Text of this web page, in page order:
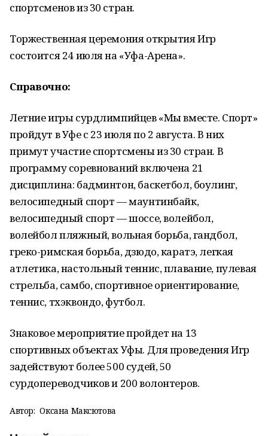
спортсменов из 30 стран.
Торжественная церемония открытия Игр
состоится 24 июля на «Уфа-Арена».
Справочно:
Летние игры сурдлимпийцев «Мы вместе. Спорт»
пройдут в Уфе с 23 июля по 2 августа. В них
примут участие спортсмены из 30 стран. В
программу соревнований включена 21
дисциплина: бадминтон, баскетбол, боулинг,
велосипедный спорт — маунтинбайк,
велосипедный спорт — шоссе, волейбол,
волейбол пляжный, вольная борьба, гандбол,
греко-римская борьба, дзюдо, каратэ, легкая
атлетика, настольный теннис, плавание, пулевая
стрельба, самбо, спортивное ориентирование,
теннис, тхэквондо, футбол.
Знаковое мероприятие пройдет на 13
спортивных объектах Уфы. Для проведения Игр
задействуют более 500 судей, 50
сурдопереводчиков и 200 волонтеров.
Автор: Оксана Максютова